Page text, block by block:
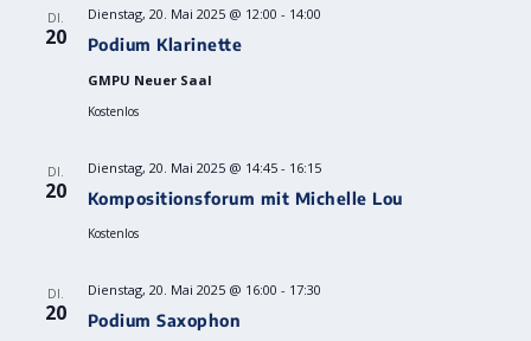
DI.
20 Podium Klarinette
Dienstag, 20. Mai 2025 @ 12:00 - 14:00
GMPU Neuer Saal
Kostenlos
DI.
20 Kompositionsforum mit Michelle Lou
Dienstag, 20. Mai 2025 @ 14:45- 16:15
Kostenlos
DI.
20 Podium Saxophon
Dienstag, 20. Mai 2025 @ 16:00 - 17:30